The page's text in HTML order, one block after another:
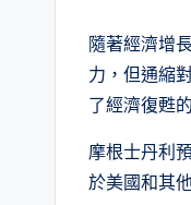
隨著經濟增
力，但通縮
了經濟復甦
摩根士丹利
於美國和其